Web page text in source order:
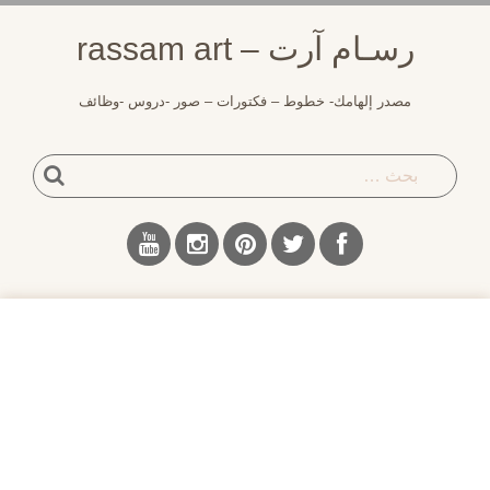
رسـام آرت – rassam art
مصدر إلهامك- خطوط – فكتورات – صور -دروس -وظائف